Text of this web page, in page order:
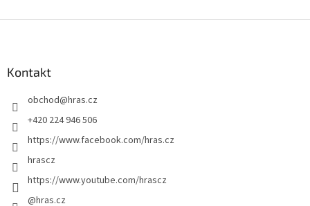
Kontakt
obchod@hras.cz
+420 224 946 506
https://www.facebook.com/hras.cz
hrascz
https://www.youtube.com/hrascz
@hras.cz